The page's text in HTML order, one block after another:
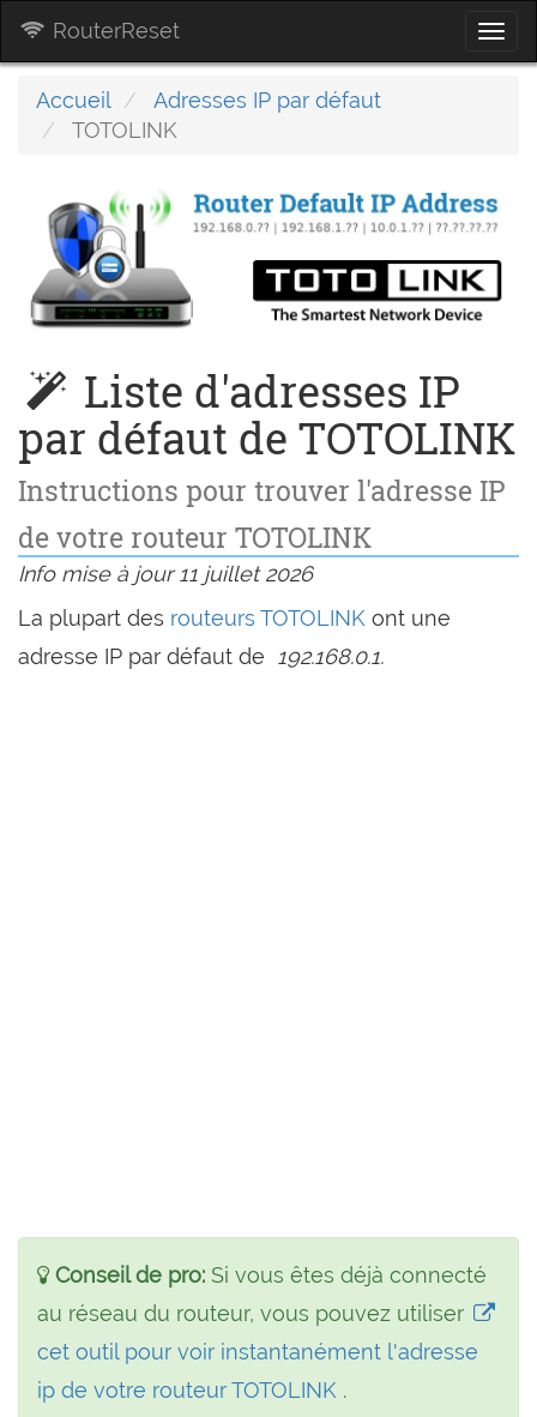
RouterReset
Accueil
Adresses IP par défaut
TOTOLINK
Liste d'adresses IP
par défaut de TOTOLINK
Instructions pour trouver l'adresse IP
de votre routeur TOTOLINK
Info mise à jour 11 juillet 2026
La plupart des routeurs TOTOLINK ont une
adresse IP par défaut de 192.168.0.1.
Conseil de pro: Si vous êtes déjà connecté
au réseau du routeur, vous pouvez utiliser
cet outil pour voir instantanément l'adresse
ip de votre routeur TOTOLINK .